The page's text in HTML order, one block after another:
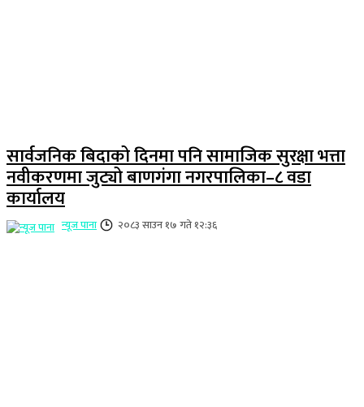
सार्वजनिक बिदाको दिनमा पनि सामाजिक सुरक्षा भत्ता
नवीकरणमा जुट्यो बाणगंगा नगरपालिका–८ वडा
कार्यालय
न्यूज पाना २०८३ साउन १७ गते १२:३६